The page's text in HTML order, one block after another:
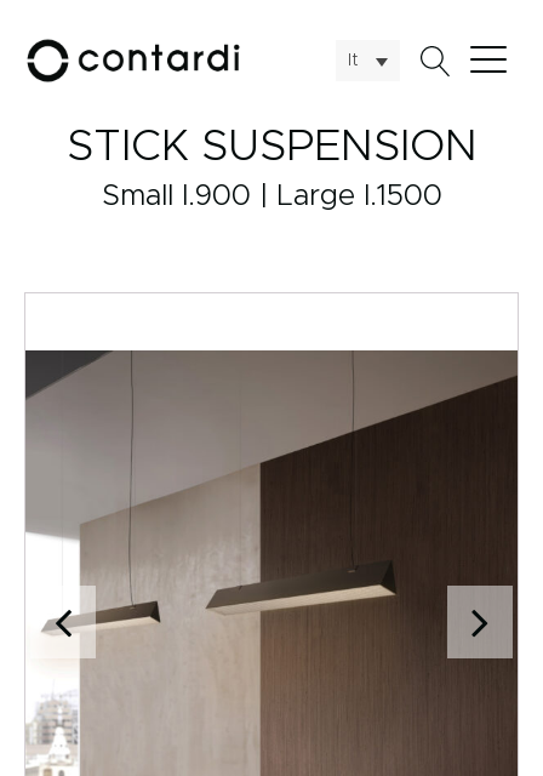
It
STICK SUSPENSION
Small l.900 | Large l.1500